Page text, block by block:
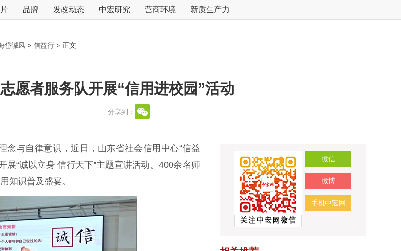
品牌 发改动态 中宏研究 营商环境 新质生产力
岱诚风 > 信益行 > 正文
愿者服务队开展“信用进校园”活动
分享到：
与自律意识，近日，山东省社会信用中心“信益
“诚以立身 信行天下”主题宣讲活动。400余名师
知识普及盛宴。
微信
微博
手机中宏网